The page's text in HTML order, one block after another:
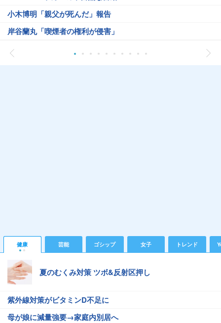
小木博明「親父が死んだ」報告
岸谷蘭丸「喫煙者の権利が侵害」
健康 芸能 ゴシップ 女子 トレンド
夏のむくみ対策 ツボ&反射区押し
紫外線対策がビタミンD不足に
母が娘に減量強要→家庭内別居へ